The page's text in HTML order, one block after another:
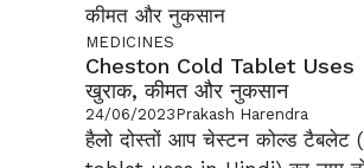
MEDICINES
Cheston Cold Tablet Uses
खुराक, कीमत और नुकसान
24/06/2023Prakash Harendra
हैलो दोस्तों आप चेस्टन कोल्ड